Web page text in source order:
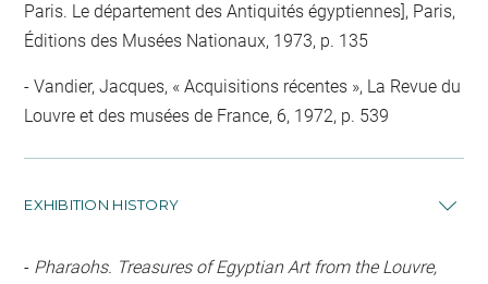
Paris. Le département des Antiquités égyptiennes], Paris,
Éditions des Musées Nationaux, 1973, p. 135
Vandier, Jacques, « Acquisitions récentes », La Revue du
Louvre et des musées de France, 6, 1972, p. 539
EXHIBITION HISTORY
- Pharaohs. Treasures of Egyptian Art from the Louvre,